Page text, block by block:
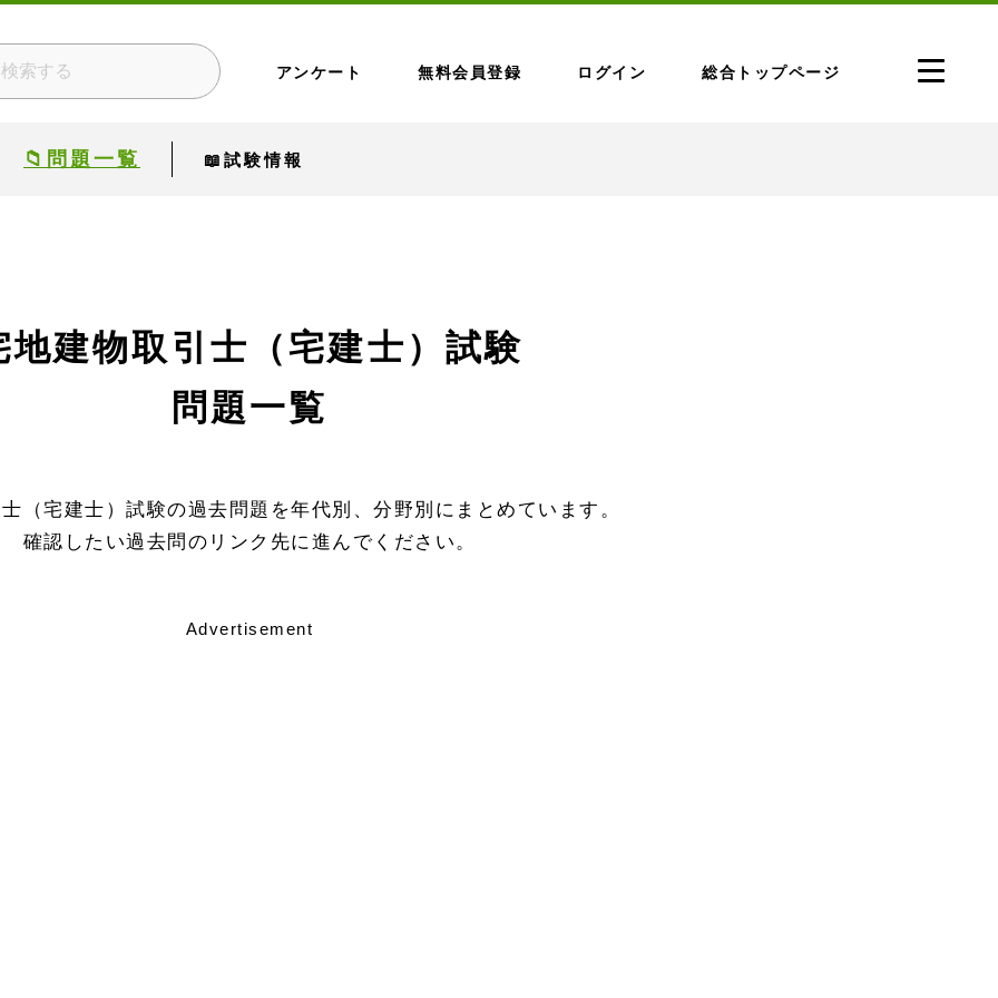
アンケート 無料会員登録 ログイン 総合トップページ
📁問題一覧 📖試験情報
地建物取引士（宅建士）試験
問題一覧
（宅建士）試験の過去問題を年代別、分野別にまとめています。
確認したい過去問のリンク先に進んでください。
Advertisement